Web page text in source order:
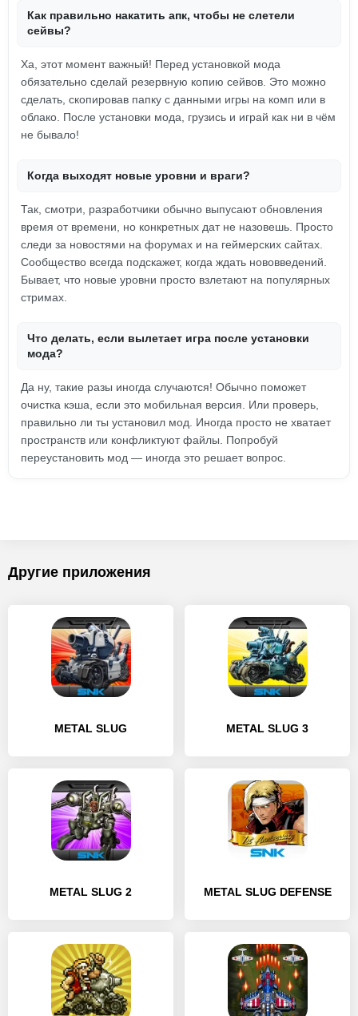
Как правильно накатить апк, чтобы не слетели
сейвы?
Ха, этот момент важный! Перед установкой мода
обязательно сделай резервную копию сейвов. Это можно
сделать, скопировав папку с данными игры на комп или в
облако. После установки мода, грузись и играй как ни в чём
не бывало!
Когда выходят новые уровни и враги?
Так, смотри, разработчики обычно выпусают обновления
время от времени, но конкретных дат не назовешь. Просто
следи за новостями на форумах и на геймерских сайтах.
Сообщество всегда подскажет, когда ждать нововведений.
Бывает, что новые уровни просто взлетают на популярных
стримах.
Что делать, если вылетает игра после установки
мода?
Да ну, такие разы иногда случаются! Обычно поможет
очистка кэша, если это мобильная версия. Или проверь,
правильно ли ты установил мод. Иногда просто не хватает
пространств или конфликтуют файлы. Попробуй
переустановить мод — иногда это решает вопрос.
Другие приложения
METAL SLUG METAL SLUG 3
METAL SLUG 2 METAL SLUG DEFENSE